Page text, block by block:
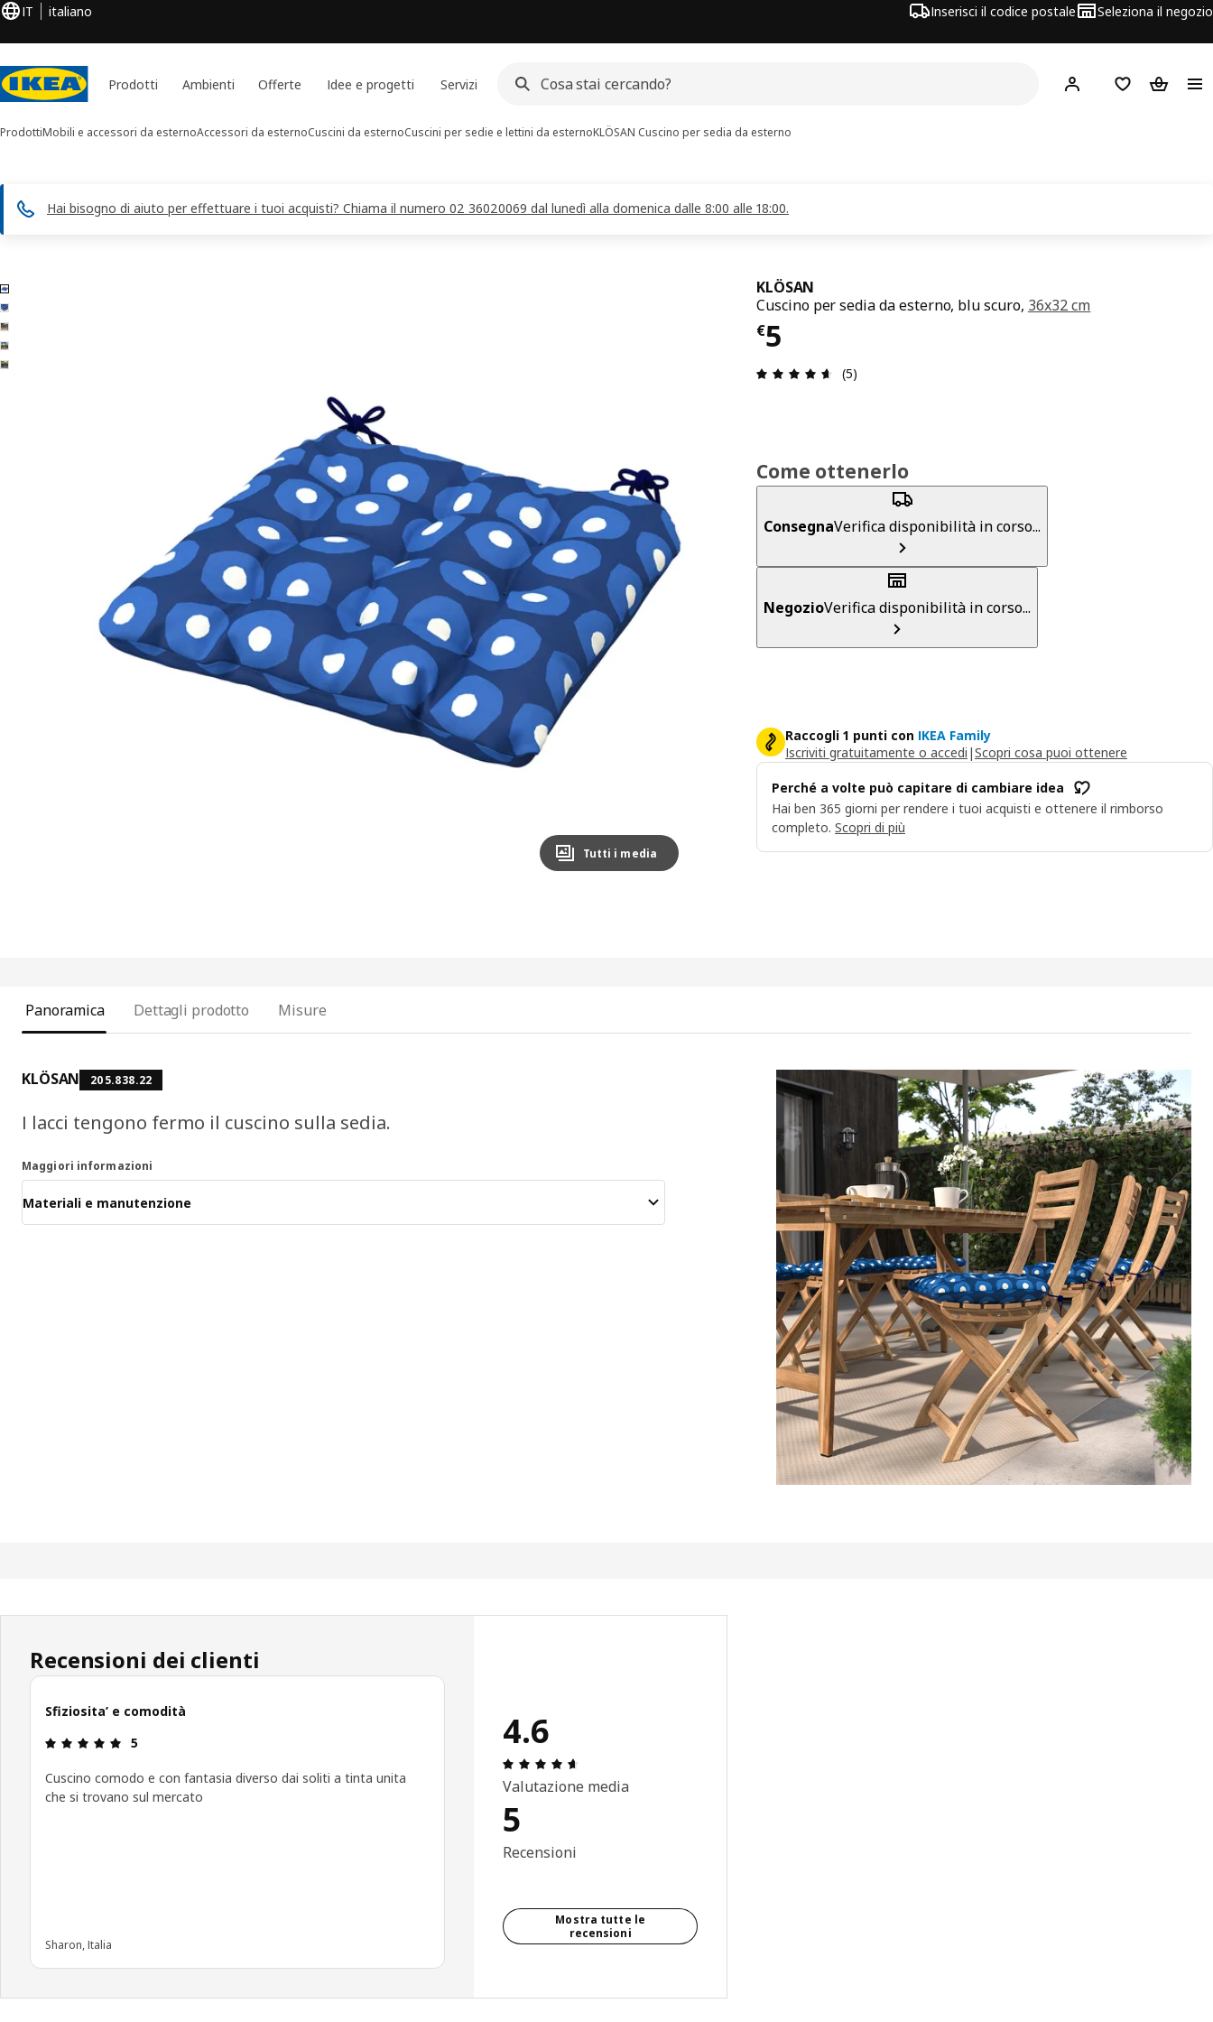
IT italiano Inserisci il codice postale Seleziona il negozio
Prodotti Ambienti Offerte Idee e progetti Servizi Hej! AccediLista deiCarrello
ProdottiMobili e accessori da esternoAccessori da esternoCuscini da esternoCuscini per sedie e lettini da esternoKLÖSAN Cuscino per sedia da esterno
Hai bisogno di aiuto per effettuare i tuoi acquisti? Chiama il numero 02 36020069 dal lunedì alla domenica dalle 8:00 alle 18:00.
Immagini di 5 KLÖSAN
immagini
Image zoomed out, normal view
Tutti i media
KLÖSAN
Cuscino per sedia da esterno, blu scuro, 36x32 cm
€5
Prezzo € 5
Recensione: 4.6 di 5 stelle. Recensioni totali: 5
(5)
Come ottenerlo
ConsegnaVerifica disponibilità in corso...
NegozioVerifica disponibilità in corso...
Raccogli 1 punti con IKEA Family
Iscriviti gratuitamente o accedi |Scopri cosa puoi ottenere
Perché a volte può capitare di cambiare idea
Hai ben 365 giorni per rendere i tuoi acquisti e ottenere il rimborso
completo. Scopri di più
Panoramica Dettagli prodotto Misure
KLÖSAN 205.838.22
I lacci tengono fermo il cuscino sulla sedia.
Maggiori informazioni
Materiali e manutenzione
Recensioni dei clienti
Sfiziosita’ e comodità
Recensione: 5 di 5 stelle.
5
Cuscino comodo e con fantasia diverso dai soliti a tinta unita
che si trovano sul mercato
Sharon, Italia
4.6
Valutazione media
5
Recensioni
Mostra tutte le
recensioni